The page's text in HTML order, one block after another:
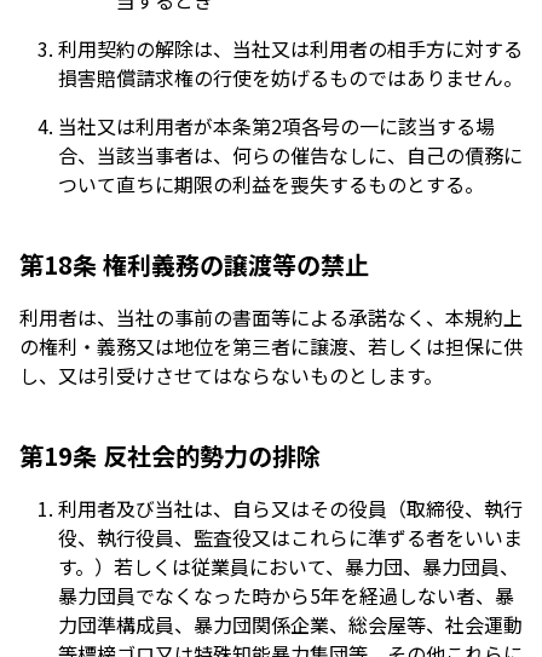
利用契約の解除は、当社又は利用者の相手方に対する
損害賠償請求権の行使を妨げるものではありません。
当社又は利用者が本条第2項各号の一に該当する場
合、当該当事者は、何らの催告なしに、自己の債務に
ついて直ちに期限の利益を喪失するものとする。
第18条 権利義務の譲渡等の禁止
利用者は、当社の事前の書面等による承諾なく、本規約上
の権利・義務又は地位を第三者に譲渡、若しくは担保に供
し、又は引受けさせてはならないものとします。
第19条 反社会的勢力の排除
利用者及び当社は、自ら又はその役員（取締役、執行
役、執行役員、監査役又はこれらに準ずる者をいいま
す。）若しくは従業員において、暴力団、暴力団員、
暴力団員でなくなった時から5年を経過しない者、暴
力団準構成員、暴力団関係企業、総会屋等、社会運動